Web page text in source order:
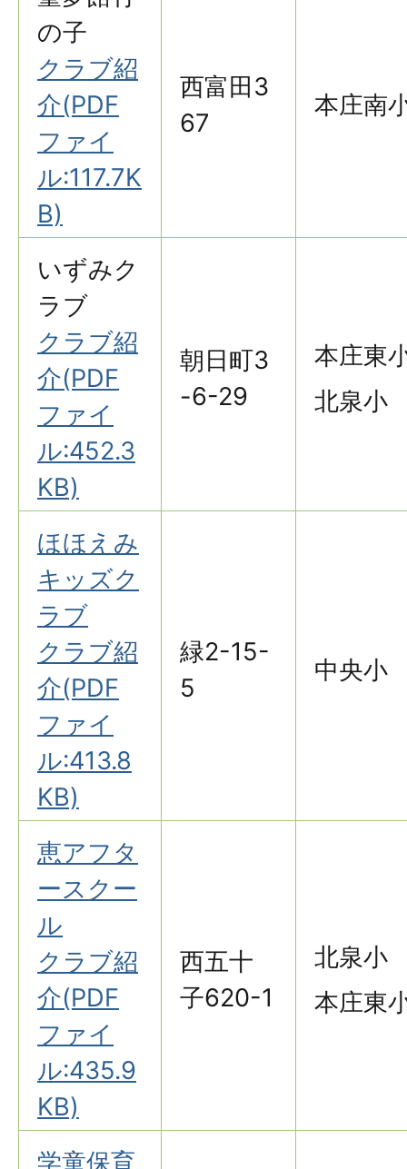
の子
クラブ紹
介(PDF
ファイ
ル:117.7K
B)
西富田3
67
本庄南
いずみク
ラブ
クラブ紹
介(PDF
ファイ
ル:452.3
KB)
朝日町3
-6-29
本庄東
北泉小
ほほえみ
キッズク
ラブ
クラブ紹
介(PDF
ファイ
ル:413.8
KB)
緑2-15-
5
中央小
恵アフタ
ースクー
ル
クラブ紹
介(PDF
ファイ
ル:435.9
KB)
西五十
子620-1
北泉小
本庄東
学童保育